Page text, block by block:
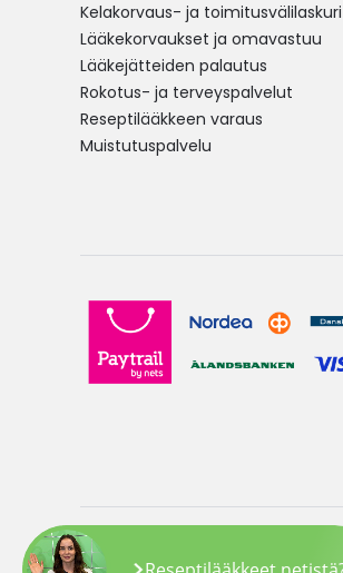
Kelakorvaus- ja toimitusvälilaskuri
Lääkekorvaukset ja omavastuu
Lääkejätteiden palautus
Rokotus- ja terveyspalvelut
Reseptilääkkeen varaus
Muistutuspalvelu
Copyright © 2026 Yliopiston